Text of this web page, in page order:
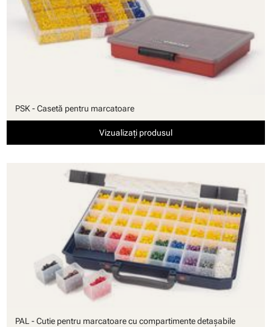
PSK - Casetă pentru marcatoare
Vizualizați produsul
PAL - Cutie pentru marcatoare cu compartimente detaşabile